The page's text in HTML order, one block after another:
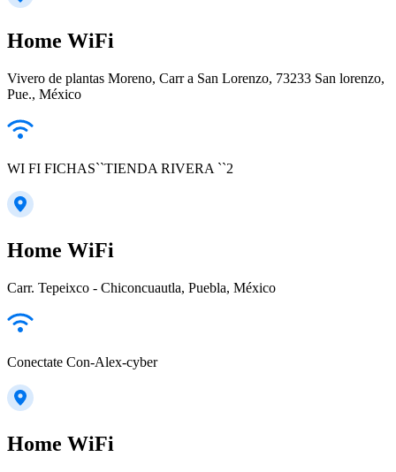
Home WiFi
Vivero de plantas Moreno, Carr a San Lorenzo, 73233 San lorenzo,
Pue., México
WI FI FICHAS``TIENDA RIVERA ``2
Home WiFi
Carr. Tepeixco - Chiconcuautla, Puebla, México
Conectate Con-Alex-cyber
Home WiFi